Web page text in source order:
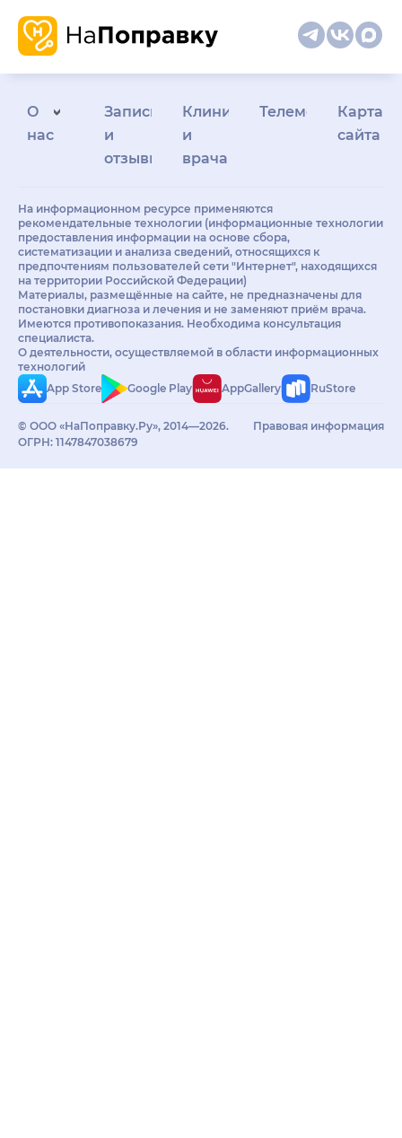
О
нас
Запись
и
отзывы
Клиникам
и
врачам
Телемедицина
Карта
сайта
На информационном ресурсе применяются
рекомендательные технологии (информационные технологии
предоставления информации на основе сбора,
систематизации и анализа сведений, относящихся к
предпочтениям пользователей сети "Интернет", находящихся
на территории Российской Федерации)
Материалы, размещённые на сайте, не предназначены для
постановки диагноза и лечения и не заменяют приём врача.
Имеются противопоказания. Необходима консультация
специалиста.
О деятельности, осуществляемой в области информационных
технологий
App Store
Google Play AppGallery RuStore
© ООО «НаПоправку.Ру», 2014—2026.
ОГРН: 1147847038679
Правовая информация